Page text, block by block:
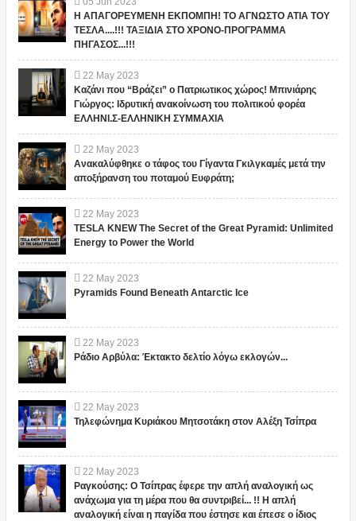
Η ΑΠΑΓΟΡΕΥΜΕΝΗ ΕΚΠΟΜΠΗ! ΤΟ ΑΓΝΩΣΤΟ ΑΤΙΑ ΤΟΥ
ΤΕΣΛΑ....!!! ΤΑΞΙΔΙΑ ΣΤΟ ΧΡΟΝΟ-ΠΡΟΓΡΑΜΜΑ
ΠΗΓΑΣΟΣ...!!!
22 May 2023
Καζάνι που “Βράζει” ο Πατριωτικος χώρος! Μπινιάρης
Γιώργος: Ιδρυτική ανακοίνωση του πολιτικού φορέα
ΕΛΛΗΝΙ.Σ-ΕΛΛΗΝΙΚΗ ΣΥΜΜΑΧΙΑ
22 May 2023
Ανακαλύφθηκε ο τάφος του Γίγαντα Γκιλγκαμές μετά την
αποξήρανση του ποταμού Ευφράτη;
22 May 2023
TESLA KNEW The Secret of the Great Pyramid: Unlimited
Energy to Power the World
22 May 2023
Pyramids Found Beneath Antarctic Ice
22 May 2023
Ράδιο Αρβύλα: Έκτακτο δελτίο λόγω εκλογών...
22 May 2023
Τηλεφώνημα Κυριάκου Μητσοτάκη στον Αλέξη Τσίπρα
22 May 2023
Ραγκούσης: Ο Τσίπρας έφερε την απλή αναλογική ως
ανάχωμα για τη μέρα που θα συντριβεί... !! Η απλή
αναλογική είναι η παγίδα που έστησε και έπεσε ο ίδιος